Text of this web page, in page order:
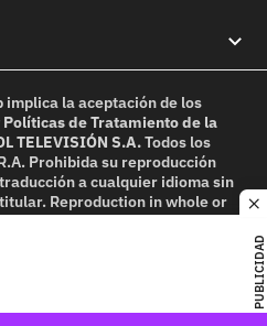
PUBLICIDAD
implica la aceptación de los
Políticas de Tratamiento de la
TELEVISIÓN S.A.Todos los
Prohibida su reproducción
a cualquier idioma sin
Reproduction in whole or
written permission is